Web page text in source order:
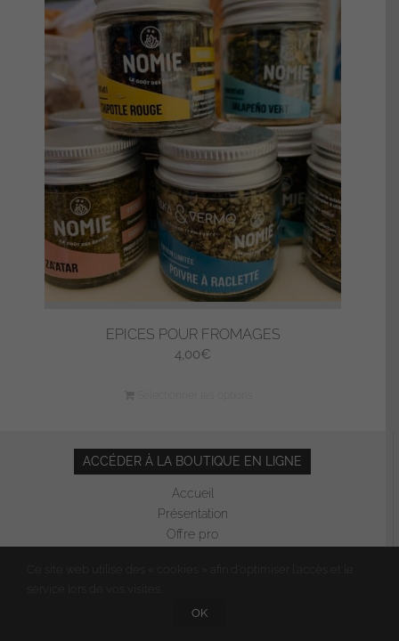
EPICES POUR FROMAGES
4,00€
ACCÉDER À LA BOUTIQUE EN LIGNE
Accueil
Présentation
Offre pro
OK